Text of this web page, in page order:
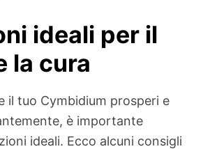
ideali per il
la cura
il tuo Cymbidium prosperi e
è importante
ideali. Ecco alcuni consigli